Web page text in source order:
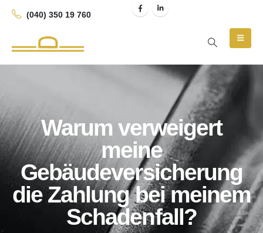
(040) 350 19 760
Warum verweigert
meine
Gebäudeversicherung
die Zahlung bei meinem
Schadenfall?